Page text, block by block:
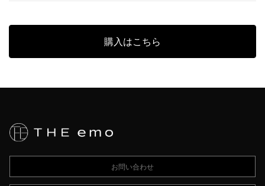
購入はこちら
お問い合わせ